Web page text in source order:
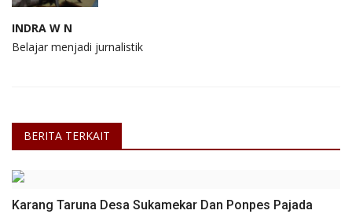
INDRA W N
Belajar menjadi jurnalistik
BERITA TERKAIT
Karang Taruna Desa Sukamekar Dan Ponpes Pajada